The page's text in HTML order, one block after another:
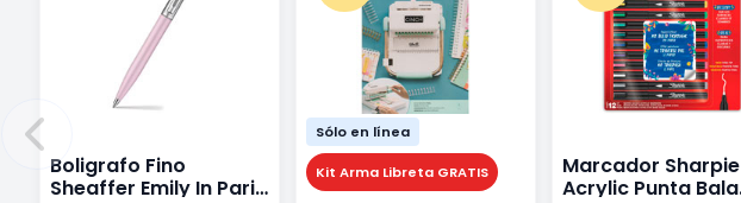
Boligrafo Fino
Sheaffer Emily In Paris
Sólo en línea
Kit Arma Libreta GRATIS
Marcador Sharpie
Acrylic Punta Bala